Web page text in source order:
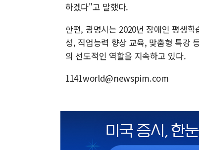
하겠다"고 말했다.
한편, 광명시는 2020년 장애인 평생
성, 직업능력 향상 교육, 맞춤형 특강
의 선도적인 역할을 지속하고 있다.
1141world@newspim.com